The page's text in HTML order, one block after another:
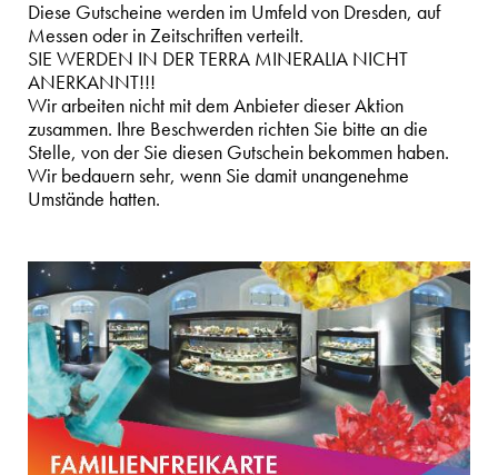
Diese Gutscheine werden im Umfeld von Dresden, auf
Messen oder in Zeitschriften verteilt.
SIE WERDEN IN DER TERRA MINERALIA NICHT
ANERKANNT!!!
Wir arbeiten nicht mit dem Anbieter dieser Aktion
zusammen. Ihre Beschwerden richten Sie bitte an die
Stelle, von der Sie diesen Gutschein bekommen haben.
Wir bedauern sehr, wenn Sie damit unangenehme
Umstände hatten.